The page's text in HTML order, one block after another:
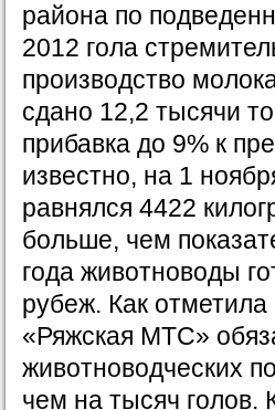
района по
2012 гола
производство
сдано 12,2 тысячи
прибавка до 9% к
известно, на 1
равнялся 4422
больше, чем
года животноводы
рубеж. Как
«Ряжская МТС»
животноводческих
чем на тысяч голов.